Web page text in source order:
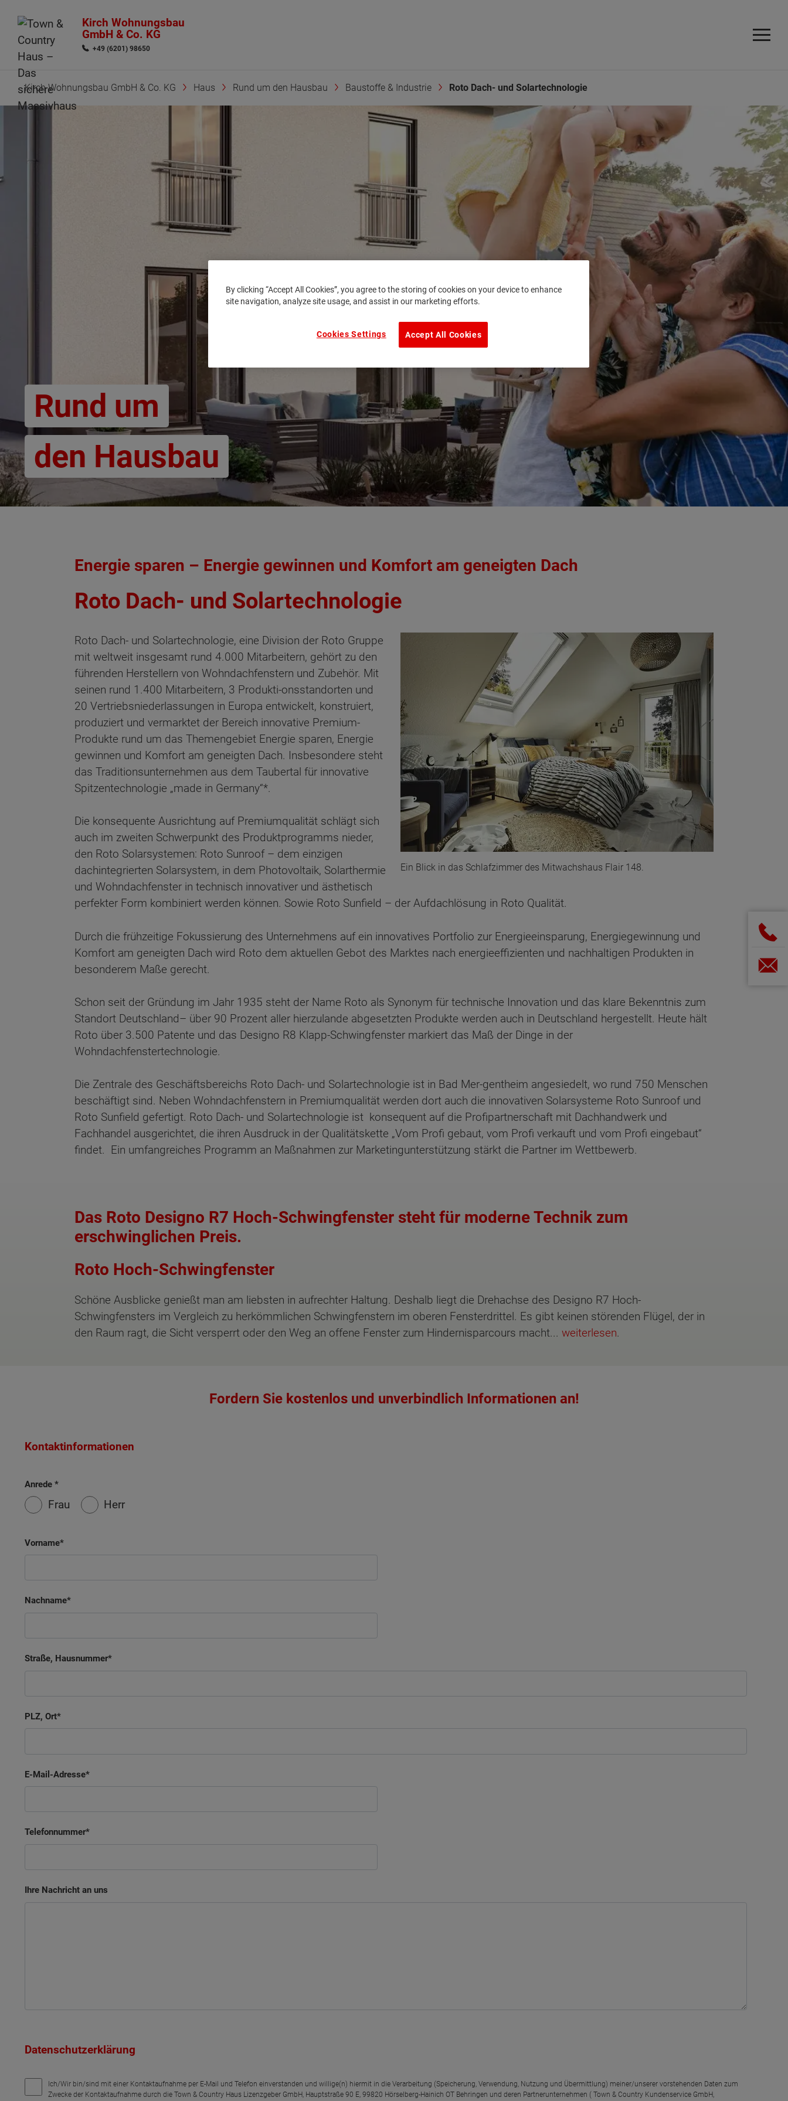
Kirch Wohnungsbau
GmbH & Co. KG
+49 (6201) 98650
Kirch Wohnungsbau GmbH & Co. KG Haus Rund um den Hausbau Baustoffe & Industrie Roto Dach- und Solartechnologie
Rund um
den Hausbau
Energie sparen – Energie gewinnen und Komfort am geneigten Dach
Roto Dach- und Solartechnologie
Ein Blick in das Schlafzimmer des Mitwachshaus Flair 148.
Roto Dach- und Solartechnologie, eine Division der Roto Gruppe
mit weltweit insgesamt rund 4.000 Mitarbeitern, gehört zu den
führenden Herstellern von Wohndachfenstern und Zubehör. Mit
seinen rund 1.400 Mitarbeitern, 3 Produkti-onsstandorten und
20 Vertriebsniederlassungen in Europa entwickelt, konstruiert,
produziert und vermarktet der Bereich innovative Premium-
Produkte rund um das Themengebiet Energie sparen, Energie
gewinnen und Komfort am geneigten Dach. Insbesondere steht
das Traditionsunternehmen aus dem Taubertal für innovative
Spitzentechnologie „made in Germany“*.
Die konsequente Ausrichtung auf Premiumqualität schlägt sich
auch im zweiten Schwerpunkt des Produktprogramms nieder,
den Roto Solarsystemen: Roto Sunroof – dem einzigen
dachintegrierten Solarsystem, in dem Photovoltaik, Solarthermie
und Wohndachfenster in technisch innovativer und ästhetisch
perfekter Form kombiniert werden können. Sowie Roto Sunfield – der Aufdachlösung in Roto Qualität.
Durch die frühzeitige Fokussierung des Unternehmens auf ein innovatives Portfolio zur Energieeinsparung, Energiegewinnung und
Komfort am geneigten Dach wird Roto dem aktuellen Gebot des Marktes nach energieeffizienten und nachhaltigen Produkten in
besonderem Maße gerecht.
Schon seit der Gründung im Jahr 1935 steht der Name Roto als Synonym für technische Innovation und das klare Bekenntnis zum
Standort Deutschland– über 90 Prozent aller hierzulande abgesetzten Produkte werden auch in Deutschland hergestellt. Heute hält
Roto über 3.500 Patente und das Designo R8 Klapp-Schwingfenster markiert das Maß der Dinge in der
Wohndachfenstertechnologie.
Die Zentrale des Geschäftsbereichs Roto Dach- und Solartechnologie ist in Bad Mer-gentheim angesiedelt, wo rund 750 Menschen
beschäftigt sind. Neben Wohndachfenstern in Premiumqualität werden dort auch die innovativen Solarsysteme Roto Sunroof und
Roto Sunfield gefertigt. Roto Dach- und Solartechnologie ist konsequent auf die Profipartnerschaft mit Dachhandwerk und
Fachhandel ausgerichtet, die ihren Ausdruck in der Qualitätskette „Vom Profi gebaut, vom Profi verkauft und vom Profi eingebaut“
findet. Ein umfangreiches Programm an Maßnahmen zur Marketingunterstützung stärkt die Partner im Wettbewerb.
Das Roto Designo R7 Hoch-Schwingfenster steht für moderne Technik zum
erschwinglichen Preis.
Roto Hoch-Schwingfenster
Schöne Ausblicke genießt man am liebsten in aufrechter Haltung. Deshalb liegt die Drehachse des Designo R7 Hoch-
Schwingfensters im Vergleich zu herkömmlichen Schwingfenstern im oberen Fensterdrittel. Es gibt keinen störenden Flügel, der in
den Raum ragt, die Sicht versperrt oder den Weg an offene Fenster zum Hindernisparcours macht... weiterlesen.
Fordern Sie kostenlos und unverbindlich Informationen an!
Kontaktinformationen
Anrede
Frau Herr
Vorname
Nachname
Straße, Hausnummer
PLZ, Ort
E-Mail-Adresse
Telefonnummer
Ihre Nachricht an uns
Datenschutzerklärung
Ich/Wir bin/sind mit einer Kontaktaufnahme per E-Mail und Telefon einverstanden und willige(n) hiermit in die Verarbeitung (Speicherung, Verwendung, Nutzung und Übermittlung) meiner/unserer vorstehenden Daten zum
Zwecke der Kontaktaufnahme durch die Town & Country Haus Lizenzgeber GmbH, Hauptstraße 90 E, 99820 Hörselberg-Hainich OT Behringen und deren Partnerunternehmen ( Town & Country Kundenservice GmbH,
Wonach möchten Sie suchen?
By clicking “Accept All Cookies”, you agree to the storing of cookies on your device to enhance
site navigation, analyze site usage, and assist in our marketing efforts.
Accept All Cookies
Cookies Settings